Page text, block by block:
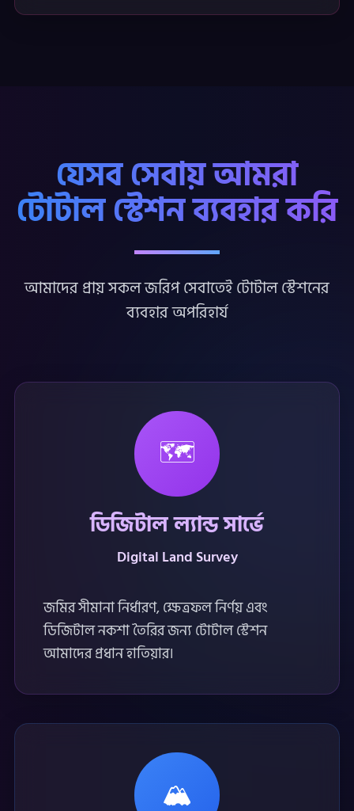
যেসব সেবায় আমরা
টোটাল স্টেশন ব্যবহার করি
আমাদের প্রায় সকল জরিপ সেবাতেই টোটাল স্টেশনের
ব্যবহার অপরিহার্য
🗺️
ডিজিটাল ল্যান্ড সার্ভে
Digital Land Survey
জমির সীমানা নির্ধারণ, ক্ষেত্রফল নির্ণয় এবং
ডিজিটাল নকশা তৈরির জন্য টোটাল স্টেশন
আমাদের প্রধান হাতিয়ার।
🏔️